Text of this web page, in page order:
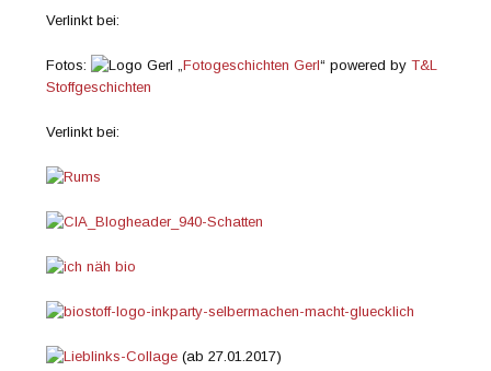
Verlinkt bei:
Fotos: „Fotogeschichten Gerl“ powered byT&L
Stoffgeschichten
Verlinkt bei:
(ab 27.01.2017)